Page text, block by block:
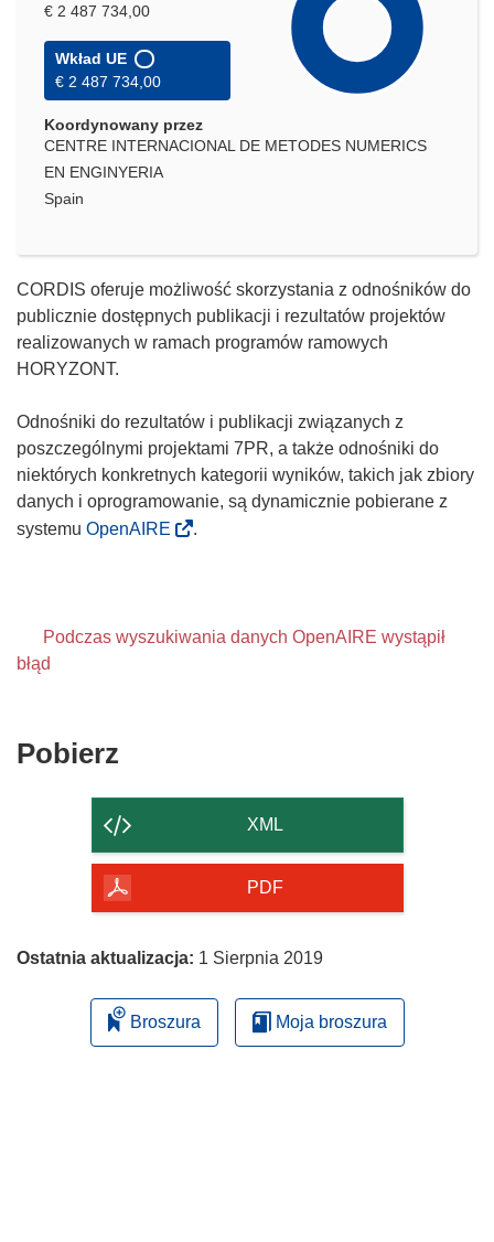
€ 2 487 734,00
Wkład UE
€ 2 487 734,00
Koordynowany przez
CENTRE INTERNACIONAL DE METODES NUMERICS
EN ENGINYERIA
Spain
CORDIS oferuje możliwość skorzystania z odnośników do
publicznie dostępnych publikacji i rezultatów projektów
realizowanych w ramach programów ramowych
HORYZONT.
Odnośniki do rezultatów i publikacji związanych z
poszczególnymi projektami 7PR, a także odnośniki do
niektórych konkretnych kategorii wyników, takich jak zbiory
danych i oprogramowanie, są dynamicznie pobierane z
systemu OpenAIRE .
Podczas wyszukiwania danych OpenAIRE wystąpił
błąd
Pobierz
strony
XML
PDF
Ostatnia aktualizacja: 1 Sierpnia 2019
Broszura Moja broszura